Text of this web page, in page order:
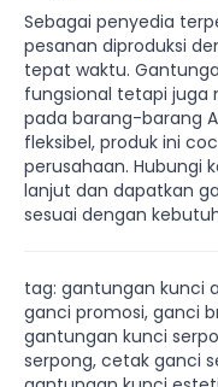
Sebagai penyedia
pesanan diproduksi
tepat waktu.
fungsional tetapi
pada barang-barang
fleksibel, produk ini
perusahaan. Hubungi
lanjut dan dapatkan
sesuai dengan
tag: gantungan kunci
ganci promosi, ganci
gantungan kunci
serpong, cetak ganci